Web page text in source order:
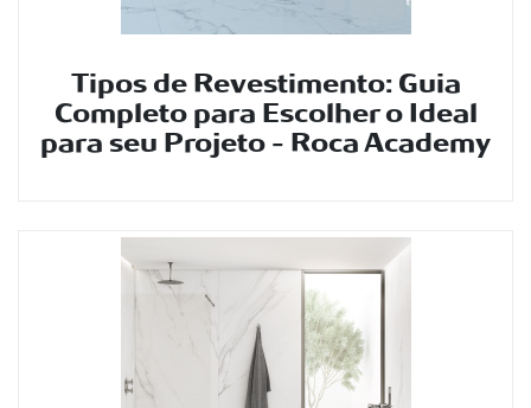
Tipos de Revestimento: Guia
Completo para Escolher o Ideal
para seu Projeto – Roca Academy